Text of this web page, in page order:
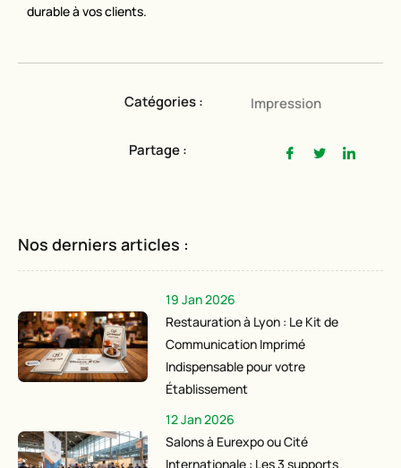
durable à vos clients.
Catégories : Impression
Partage :
Nos derniers articles :
19 Jan 2026
Restauration à Lyon : Le Kit de
Communication Imprimé
Indispensable pour votre
Établissement
12 Jan 2026
Salons à Eurexpo ou Cité
Internationale : Les 3 supports